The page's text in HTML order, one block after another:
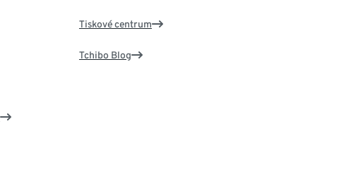
Tiskové centrum
Tchibo Blog